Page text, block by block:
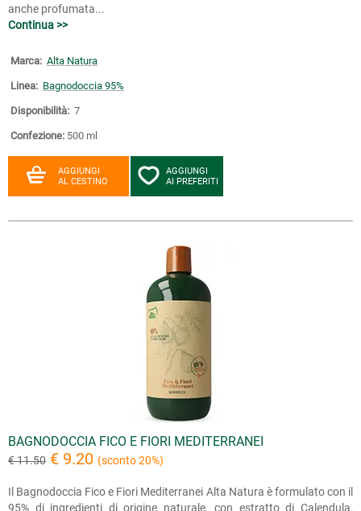
anche profumata...
Continua >>
Marca: Alta Natura
Linea: Bagnodoccia 95%
Disponibilità: 7
Confezione: 500 ml
AGGIUNGI
AL CESTINO
AGGIUNGI
AI PREFERITI
BAGNODOCCIA FICO E FIORI MEDITERRANEI
€ 11.50 € 9.20 (sconto 20%)
Il Bagnodoccia Fico e Fiori Mediterranei Alta Natura è formulato con il
95% di ingredienti di origine naturale. con estratto di Calendula,